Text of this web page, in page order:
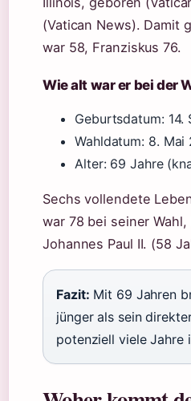
(Vatican News). Damit
war 58, Franziskus 76.
Wie alt war er bei der
Geburtsdatum: 14.
Wahldatum: 8. Mai
Alter: 69 Jahre
Sechs vollendete
war 78 bei seiner
Johannes Paul II. (58
Fazit: Mit 69 Jahren
jünger als sein
potenziell viele Jahre